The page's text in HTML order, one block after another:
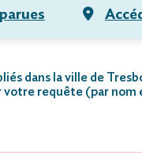
dans la ville de
votre requête (par